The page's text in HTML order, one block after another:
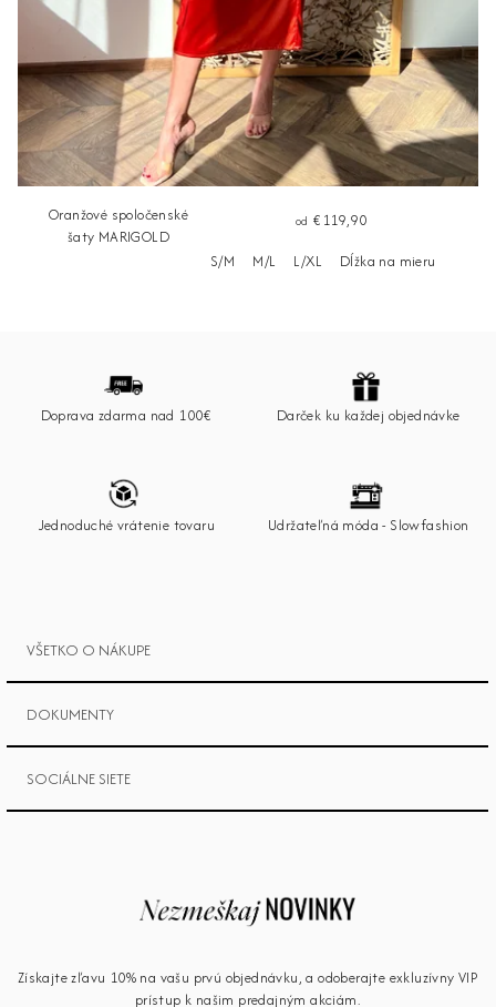
Oranžové spoločenské
šaty MARIGOLD
od €119,90
S/M
M/L L/XL Dĺžka na mieru
Doprava zdarma nad 100€ Darček ku každej objednávke
Jednoduché vrátenie tovaru Udržateľná móda - Slowfashion
VŠETKO O NÁKUPE
DOKUMENTY
SOCIÁLNE SIETE
Získajte zľavu 10% na vašu prvú objednávku, a odoberajte exkluzívny VIP
prístup k našim predajným akciám.